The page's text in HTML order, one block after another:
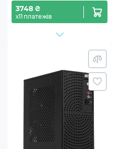
3748 ₴
х11 платежів